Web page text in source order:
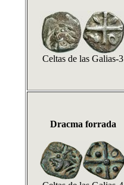
Celtas de las Galias-3
Dracma forrada